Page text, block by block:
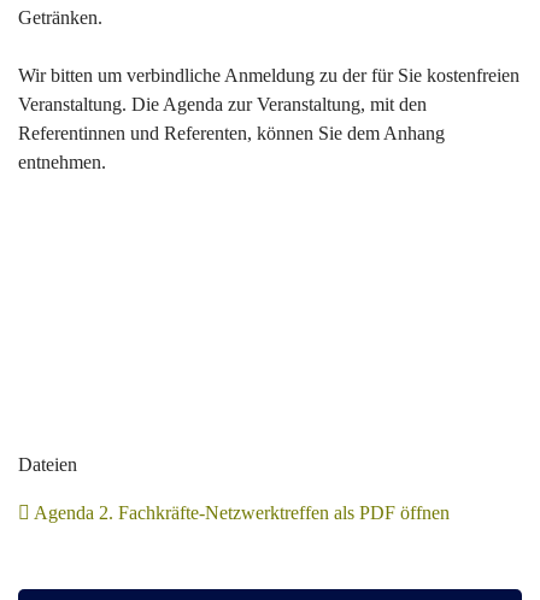
Getränken.
Wir bitten um verbindliche Anmeldung zu der für Sie kostenfreien
Veranstaltung. Die Agenda zur Veranstaltung, mit den
Referentinnen und Referenten, können Sie dem Anhang
entnehmen.
Dateien
Agenda 2. Fachkräfte-Netzwerktreffen als PDF öffnen